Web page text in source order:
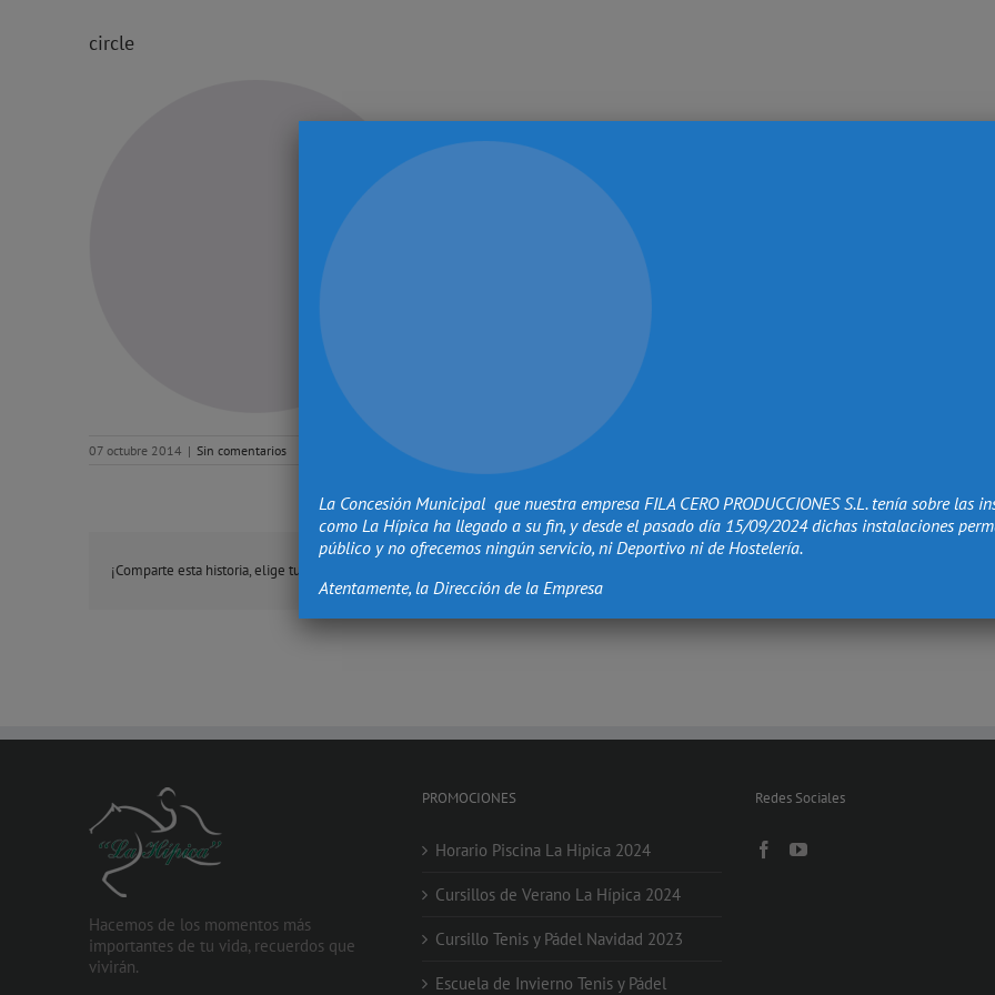
circle
07 octubre 2014 | Sin comentarios
¡Comparte esta historia, elige tu plataforma!
Hacemos de los momentos más
importantes de tu vida, recuerdos que
vivirán.
PROMOCIONES
Horario Piscina La Hipica 2024
Cursillos de Verano La Hípica 2024
Cursillo Tenis y Pádel Navidad 2023
Escuela de Invierno Tenis y Pádel
Redes Sociales
La Concesión Municipal que nuestra empresa FILA CERO PRODUCCIONES S.L. tenía sobre las
como La Hípica ha llegado a su fin, y desde el pasado día 15/09/2024 dichas instalaciones
público y no ofrecemos ningún servicio, ni Deportivo ni de Hostelería.
Atentamente, la Dirección de la Empresa